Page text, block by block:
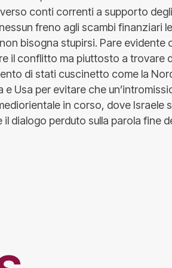
conti correnti a supporto
freno agli scambi finanziari
bisogna stupirsi. Pare evidente
il conflitto ma piuttosto a trovare
di stati cuscinetto come la
e Usa per evitare che
in corso, dove Israele
il dialogo perduto sulla parola fine